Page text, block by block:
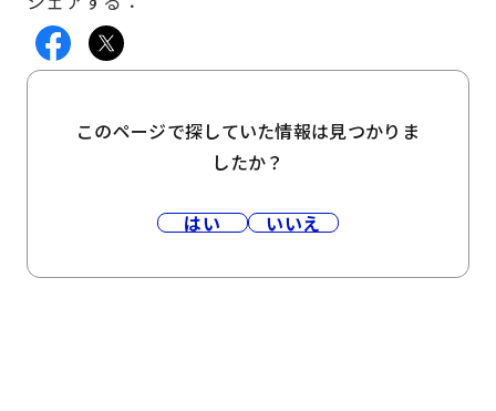
このページで探していた情報は見つかりま
したか？
はい いいえ